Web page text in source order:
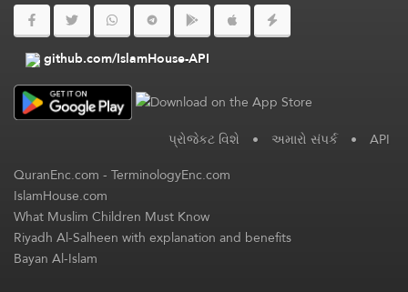
github.com/IslamHouse-API
પ્રોજેકટ વિશે • અમારો સંપર્ક • API
QuranEnc.com-TerminologyEnc.com
IslamHouse.com
What Muslim Children Must Know
Riyadh Al-Salheen with explanation and benefits
Bayan Al-Islam